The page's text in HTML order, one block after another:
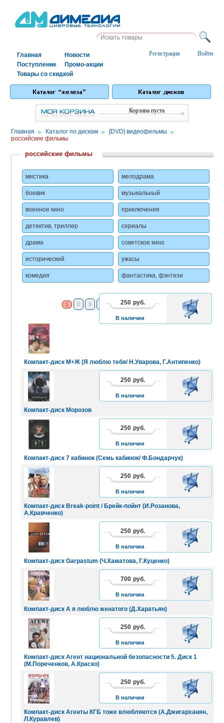
Войти
Регистрация
Главная
Новости
Поступление
Промо-акции
Товары со скидкой
Корзина пуста
Главная / Каталог по дискам / [DVD] видеофильмы /
российские фильмы
российские фильмы
мистика
боевик
военное кино
детектив, триллер
драма
исторический
комедия
мелодрама
музыкальный
приключения
сериалы
советское кино
ужасы
фантастика, фэнтези
1 2 3 6 7 2 - 16
Компакт-диск М+Ж (Я люблю тебя/ Н.Уварова, Г.Антипенко)
250 руб.
В наличии
В
КОРЗИНУ
Компакт-диск Морозов
250 руб.
В наличии
В
КОРЗИНУ
Компакт-диск 7 кабинок (Семь кабинок/ Ф.Бондарчук)
250 руб.
В наличии
В
КОРЗИНУ
Компакт-диск Break-point / Брейк-пойнт (И.Розанова,
А.Кравченко)
250 руб.
В наличии
В
КОРЗИНУ
Компакт-диск Garpastum (Ч.Хаматова, Г.Куценко)
250 руб.
В наличии
В
КОРЗИНУ
Компакт-диск А я люблю женатого (Д.Харатьян)
700 руб.
В наличии
В
КОРЗИНУ
Компакт-диск Агент национальной безопасности 5. Диск 1
(М.Пореченков, А.Краско)
250 руб.
В наличии
В
КОРЗИНУ
Компакт-диск Агенты КГБ тоже влюбляются (А.Джигарханян,
Л.Куравлев)
250 руб.
В наличии
В
КОРЗИНУ